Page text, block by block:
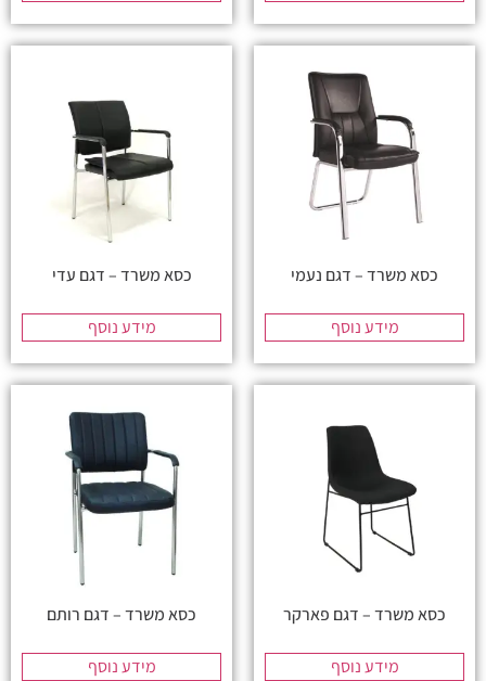
כסא משרד – דגם נעמי
מידע נוסף
כסא משרד – דגם עדי
מידע נוסף
כסא משרד – דגם פארקר
מידע נוסף
כסא משרד – דגם רותם
מידע נוסף